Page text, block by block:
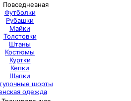
Повседневная
Футболки
Рубашки
Майки
Толстовки
Штаны
Костюмы
Куртки
Кепки
Шапки
шорты
одежда